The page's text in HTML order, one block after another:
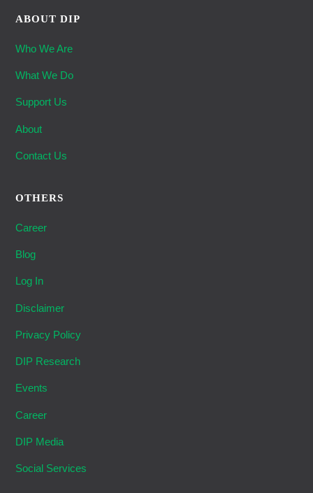
ABOUT DIP
Who We Are
What We Do
Support Us
About
Contact Us
OTHERS
Career
Blog
Log In
Disclaimer
Privacy Policy
DIP Research
Events
Career
DIP Media
Social Services